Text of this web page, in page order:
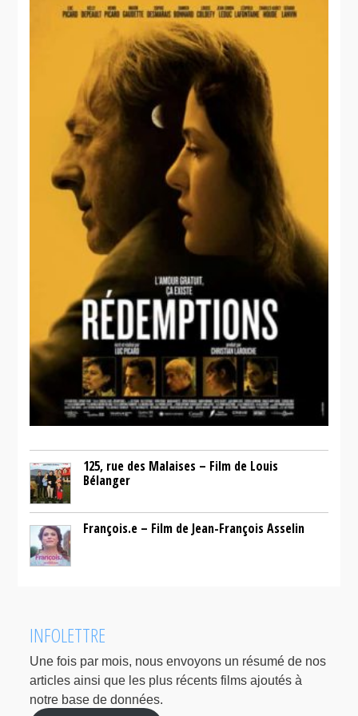
125, rue des Malaises – Film de Louis
Bélanger
François.e – Film de Jean-François Asselin
INFOLETTRE
Une fois par mois, nous envoyons un résumé de nos
articles ainsi que les plus récents films ajoutés à
notre base de données.